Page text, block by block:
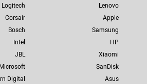
Lenovo
Apple
Samsung
HP
Xiaomi
SanDisk
Asus
Logitech
Corsair
Bosch
Intel
JBL
Microsoft
Digital